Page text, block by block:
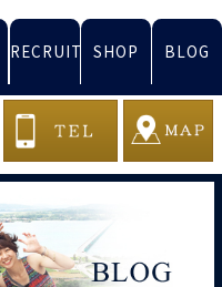
RECRUIT SHOP BLOG